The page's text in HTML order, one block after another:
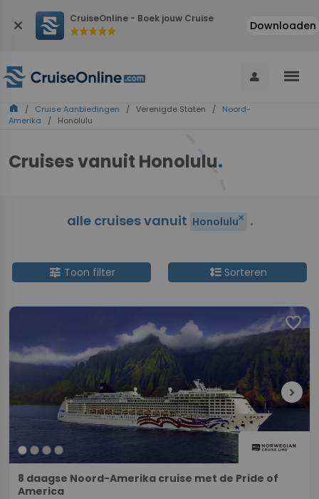
close CruiseOnline - Boek jouw Cruise
starstarstarstarstar Downloaden
person menu
home / Cruise Aanbiedingen / Verenigde Staten / Noord-
Amerika / Honolulu
Cruises vanuit Honolulu.
alle cruises vanuit Honoluluclose .
tune Toon filter format_line_spacingSorteren
favorite
chevron_right
8 daagse Noord-Amerika cruise met de Pride of
America